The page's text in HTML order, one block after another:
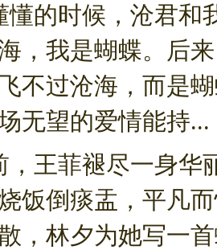
懂的时候，沧君和
，我是蝴蝶。后
不过沧海，而是
无望的爱情能持...
，王菲褪尽一身华
饭倒痰盂，平凡
，林夕为她写一